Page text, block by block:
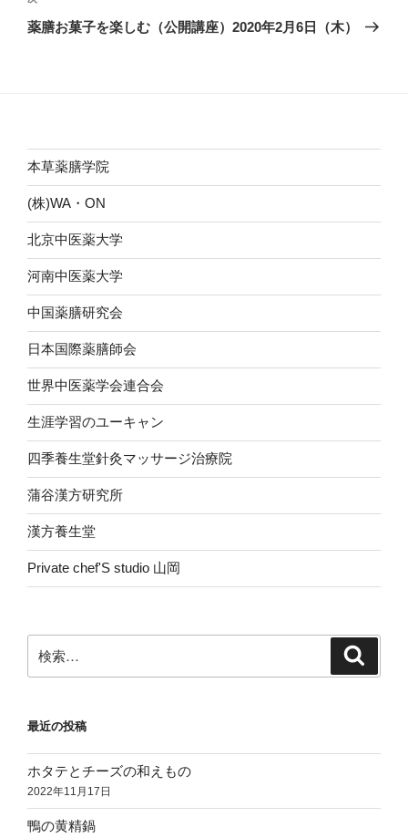
ゲ
の
薬膳お菓子を楽しむ（公開講座）2020年2月6日（木）
本草薬膳学院
(株)WA・ON
北京中医薬大学
河南中医薬大学
中国薬膳研究会
日本国際薬膳師会
世界中医薬学会連合会
生涯学習のユーキャン
四季養生堂針灸マッサージ治療院
蒲谷漢方研究所
漢方養生堂
Private chef'S studio 山岡
索:
最近の投稿
ホタテとチーズの和えもの
2022年11月17日
鴨の黄精鍋